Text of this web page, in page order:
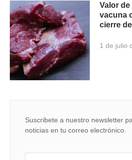
Valor
vacuna
cierre
1 de julio
Suscribete a nuestro newsletter
noticias en tu correo electrónico.